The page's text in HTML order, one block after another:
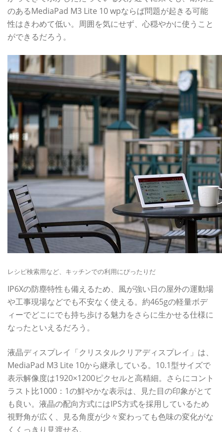
のあるMediaPad M3 Lite 10 wpならば問題が起きる可能
性はきわめて低い。周囲を気にせず、心穏やかに使うこと
ができるだろう。
レシピ検索用など、キッチンでの利用にぴったりだ
IP6Xの防塵特性も備えるため、風が強い日の屋外の運動場
や工事現場などでも不安なく使える。約465gの軽量ボデ
ィーでどこにでも持ち歩ける魅力をさらに生かせる仕様に
なったといえるだろう。
液晶ディスプレイ「クリスタルクリアディスプレイ」は、
MediaPad M3 Lite 10から継承している。10.1型サイズで
表示解像度は1920×1200ピクセルと高精細。さらにコント
ラスト比1000：1の鮮やかな表示は、見た目の印象がとて
も良い。液晶の配向方式にはIPS方式を採用しているため
視野角が広く、見る角度が少々変わっても色味の変化がな
くくっきり見渡せる。